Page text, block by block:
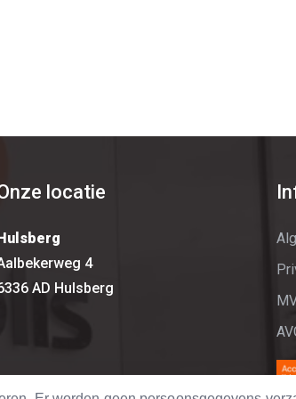
locatie
Hulsberg
4
AD Hulsberg